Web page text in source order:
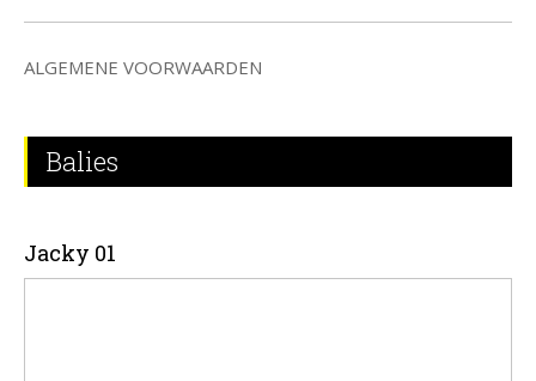
ALGEMENE VOORWAARDEN
Balies
Jacky 01